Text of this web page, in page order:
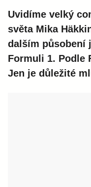
Uvidíme velký
světa Mika
dalším působení
Formuli 1. Podle
Jen je důležité